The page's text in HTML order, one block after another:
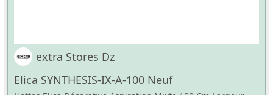
extra Stores Dz
Elica SYNTHESIS-IX-A-100 Neuf